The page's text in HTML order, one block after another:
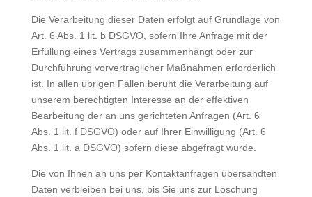
Die Verarbeitung dieser Daten erfolgt auf Grundlage von
Art. 6 Abs. 1 lit. b DSGVO, sofern Ihre Anfrage mit der
Erfüllung eines Vertrags zusammenhängt oder zur
Durchführung vorvertraglicher Maßnahmen erforderlich
ist. In allen übrigen Fällen beruht die Verarbeitung auf
unserem berechtigten Interesse an der effektiven
Bearbeitung der an uns gerichteten Anfragen (Art. 6
Abs. 1 lit. f DSGVO) oder auf Ihrer Einwilligung (Art. 6
Abs. 1 lit. a DSGVO) sofern diese abgefragt wurde.
Die von Ihnen an uns per Kontaktanfragen übersandten
Daten verbleiben bei uns, bis Sie uns zur Löschung